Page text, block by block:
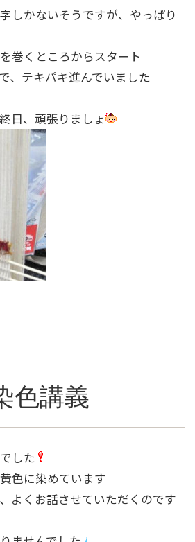
しかないそうですが、やっぱり
巻くところからスタート
、テキパキ進んでいました
日、頑張りましょ
色講義
した
色に染めています
よくお話させていただくのです